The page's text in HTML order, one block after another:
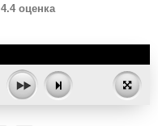
4.4 оценка